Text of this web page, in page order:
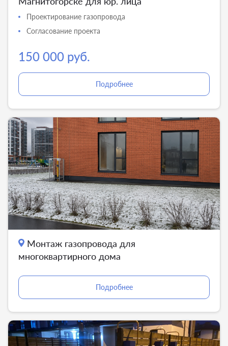
Проектирование газопровода
Согласование проекта
150 000 руб.
Подробнее
Монтаж газопровода для
многоквартирного дома
Подробнее